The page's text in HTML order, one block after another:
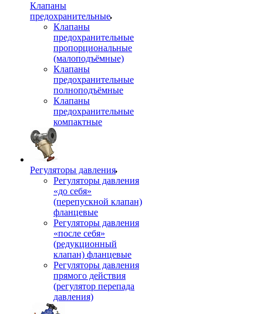
Клапаны
предохранительные
Клапаны
предохранительные
пропорциональные
(малоподъёмные)
Клапаны
предохранительные
полноподъёмные
Клапаны
предохранительные
компактные
Регуляторы давления
Регуляторы давления
«до себя»
(перепускной клапан)
фланцевые
Регуляторы давления
«после себя»
(редукционный
клапан) фланцевые
Регуляторы давления
прямого действия
(регулятор перепада
давления)